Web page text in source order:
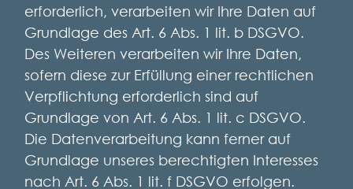
erforderlich, verarbeiten wir Ihre Daten auf
Grundlage des Art. 6 Abs. 1 lit. b DSGVO.
Des Weiteren verarbeiten wir Ihre Daten,
sofern diese zur Erfüllung einer rechtlichen
Verpflichtung erforderlich sind auf
Grundlage von Art. 6 Abs. 1 lit. c DSGVO.
Die Datenverarbeitung kann ferner auf
Grundlage unseres berechtigten Interesses
nach Art. 6 Abs. 1 lit. f DSGVO erfolgen.